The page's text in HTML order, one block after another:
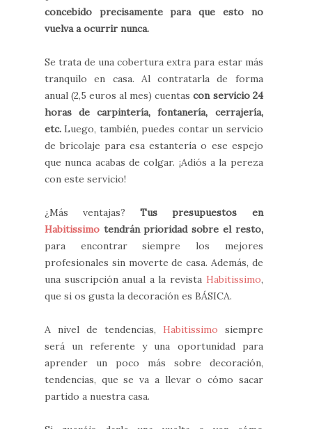
concebido precisamente para que esto no
vuelva a ocurrir nunca.
Se trata de una cobertura extra para estar más
tranquilo en casa. Al contratarla de forma
anual (2,5 euros al mes) cuentascon servicio 24
horas de carpintería, fontanería, cerrajería,
etc. Luego, también, puedes contar un servicio
de bricolaje para esa estantería o ese espejo
que nunca acabas de colgar. ¡Adiós a la pereza
con este servicio!
¿Más ventajas?Tus presupuestos en
Habitissimo tendrán prioridad sobre el resto,
para encontrar siempre los mejores
profesionales sin moverte de casa. Además, de
una suscripción anual a la revista Habitissimo,
que si os gusta la decoración es BÁSICA.
A nivel de tendencias, Habitissimo siempre
será un referente y una oportunidad para
aprender un poco más sobre decoración,
tendencias, que se va a llevar o cómo sacar
partido a nuestra casa.